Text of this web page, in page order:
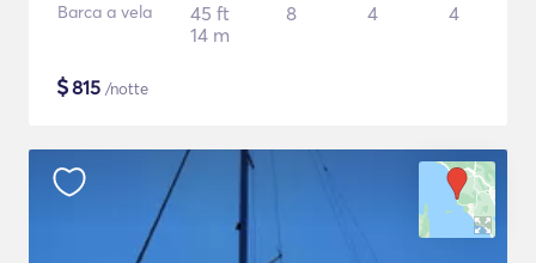
Barca a vela
45 ft
14 m
8 4 4
$815 /notte